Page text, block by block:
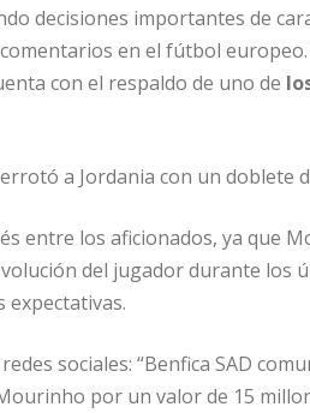
decisiones importantes de
en el fútbol
con el respaldo de uno de
a Jordania con un doblete
entre los aficionados, ya que
del jugador durante los
expectativas.
sociales: “Benfica SAD
por un valor de 15